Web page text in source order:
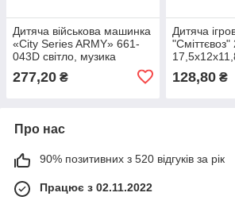
Дитяча військова машинка
«City Series ARMY» 661-
043D світло, музика
277,20 ₴
Дитяча
128,80₴
Про нас
90% позитивних з 520 відгуків за рік
Працює з 02.11.2022